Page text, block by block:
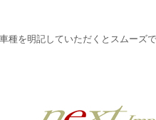
種を明記していただくとスムーズ